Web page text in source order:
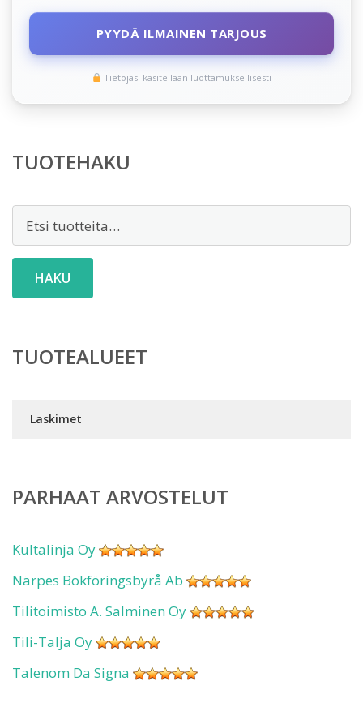
PYYDÄ ILMAINEN TARJOUS
Tietojasi käsitellään luottamuksellisesti
TUOTEHAKU
HAKU
TUOTEALUEET
Laskimet
PARHAAT ARVOSTELUT
Kultalinja Oy
Närpes Bokföringsbyrå Ab
Tilitoimisto A. Salminen Oy
Tili-Talja Oy
Talenom Da Signa